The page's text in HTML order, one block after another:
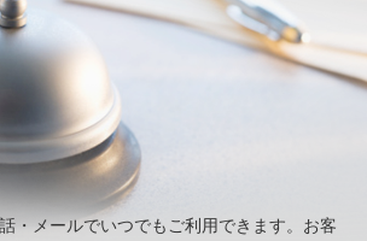
・メールでいつでもご利用できます。お客